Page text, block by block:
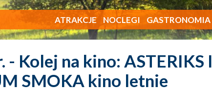
ATRAKCJE NOCLEGI GASTRONOMIA
- Kolej na kino: ASTERIKS I
SMOKA kino letnie